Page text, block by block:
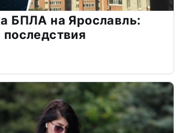
БПЛА на Ярославль: